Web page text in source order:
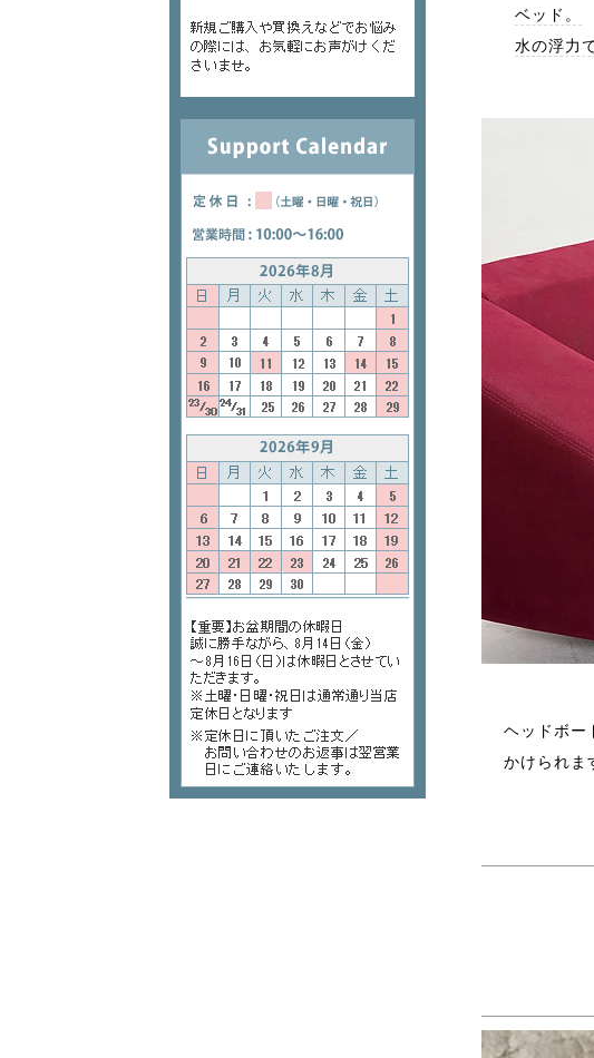
ベッド。
水の浮力
ヘッドボー
かけられま